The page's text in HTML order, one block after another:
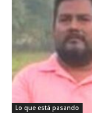
Lo que está pasando